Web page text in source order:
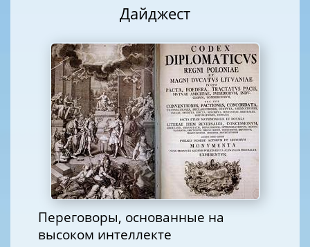
Дайджест
Переговоры, основанные на
высоком интеллекте